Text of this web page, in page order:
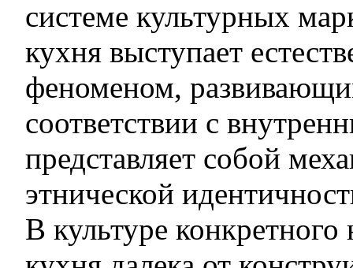
системе культурных
кухня выступает
феноменом,
соответствии с
представляет собой
этнической
В культуре